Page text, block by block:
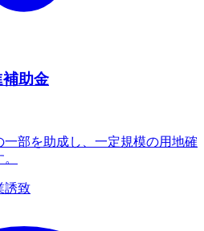
助金
部を助成し、一定規模の用地確
誘致